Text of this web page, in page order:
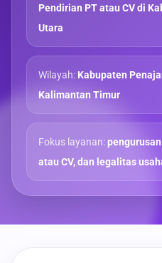
Pendirian PT atau CV di
Utara
Wilayah: Kabupaten
Kalimantan Timur
Fokus layanan:
atau CV, dan legalitas